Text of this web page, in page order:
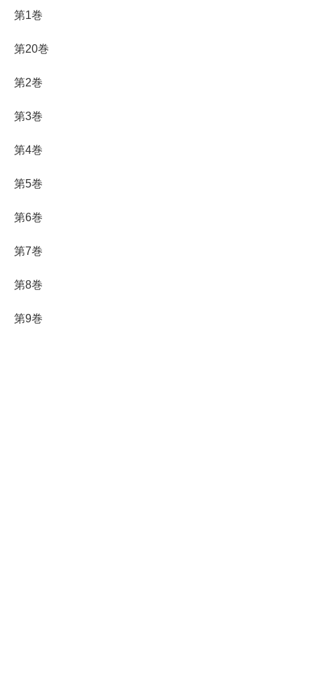
第1巻
第20巻
第2巻
第3巻
第4巻
第5巻
第6巻
第7巻
第8巻
第9巻